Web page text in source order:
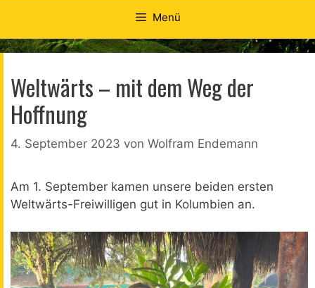
Menü
Weltwärts – mit dem Weg der
Hoffnung
4. September 2023 von Wolfram Endemann
Am 1. September kamen unsere beiden ersten
Weltwärts-Freiwilligen gut in Kolumbien an.